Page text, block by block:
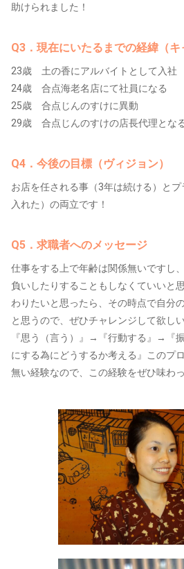
助けられました！
Q3．現在にいたるまでの経緯（キ
23歳 土の香にアルバイトとして入社
24歳 合点海老名店にて社員になる
25歳 合点じんのすけに異動
29歳 合点じんのすけの店長代理とな
Q4．今後の目標（ヴィジョン）
お店を任される事（3年は続ける）と
入れた）の両立です！
Q5．求職者へのメッセージ
仕事をする上で年齢は関係無いですし
負いしたりすることもしなくていいと
わりたいと思ったら、その時点で自分
と思うので、ぜひチャレンジして欲し
『思う（言う）』→『行動する』→『
にする為にどうするか考える』このプ
無い経験なので、この経験をぜひ味わ